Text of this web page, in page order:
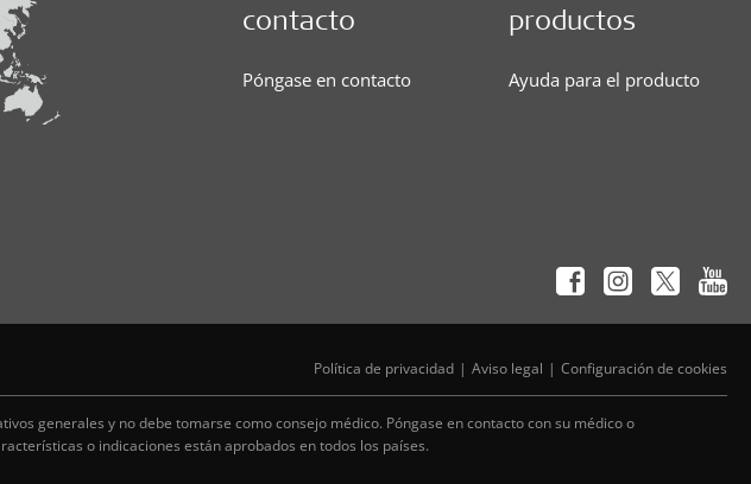
contacto
Póngase en contacto
productos
Ayuda para el producto
Política de privacidad Aviso legal Configuración de cookies
generales y no debe tomarse como consejo médico. Póngase en contacto con su médico o
o indicaciones están aprobados en todos los países.